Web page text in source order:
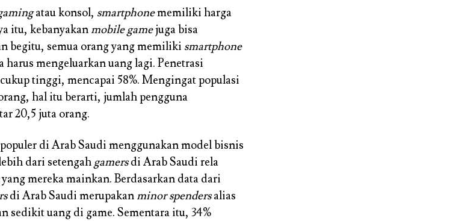
atau konsol, smartphonememiliki harga
itu, kebanyakan mobile gamejuga bisa
begitu, semua orang yang memiliki smartphone
harus mengeluarkan uang lagi. Penetrasi
tinggi, mencapai 58%. Mengingat populasi
hal itu berarti, jumlah pengguna
20,5 juta orang.
di Arab Saudi menggunakan model bisnis
dari setengah gamersdi Arab Saudi rela
yang mereka mainkan. Berdasarkan data dari
di Arab Saudi merupakan minor spendersalias
sedikit uang di game. Sementara itu, 34%